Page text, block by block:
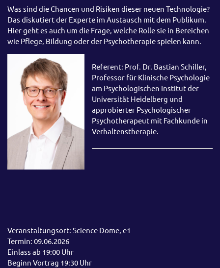
Was sind die Chancen und Risiken dieser neuen Technologie?
Das diskutiert der Experte im Austausch mit dem Publikum.
Hier geht es auch um die Frage, welche Rolle sie in Bereichen
wie Pflege, Bildung oder der Psychotherapie spielen kann.
Referent: Prof. Dr. Bastian Schiller,
Professor für Klinische Psychologie
am Psychologischen Institut der
Universität Heidelberg und
approbierter Psychologischer
Psychotherapeut mit Fachkunde in
Verhaltenstherapie.
Veranstaltungsort: Science Dome, e1
Termin: 09.06.2026
Einlass ab 19:00 Uhr
Beginn Vortrag 19:30 Uhr